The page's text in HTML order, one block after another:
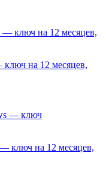
на 12 месяцев,
ключ на 12 месяцев,